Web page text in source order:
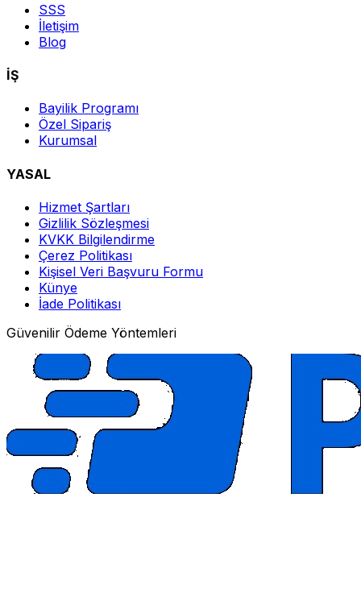
SSS
İletişim
Blog
İŞ
Bayilik Programı
Özel Sipariş
Kurumsal
YASAL
Hizmet Şartları
Gizlilik Sözleşmesi
KVKK Bilgilendirme
Çerez Politikası
Kişisel Veri Başvuru Formu
Künye
İade Politikası
Güvenilir Ödeme Yöntemleri